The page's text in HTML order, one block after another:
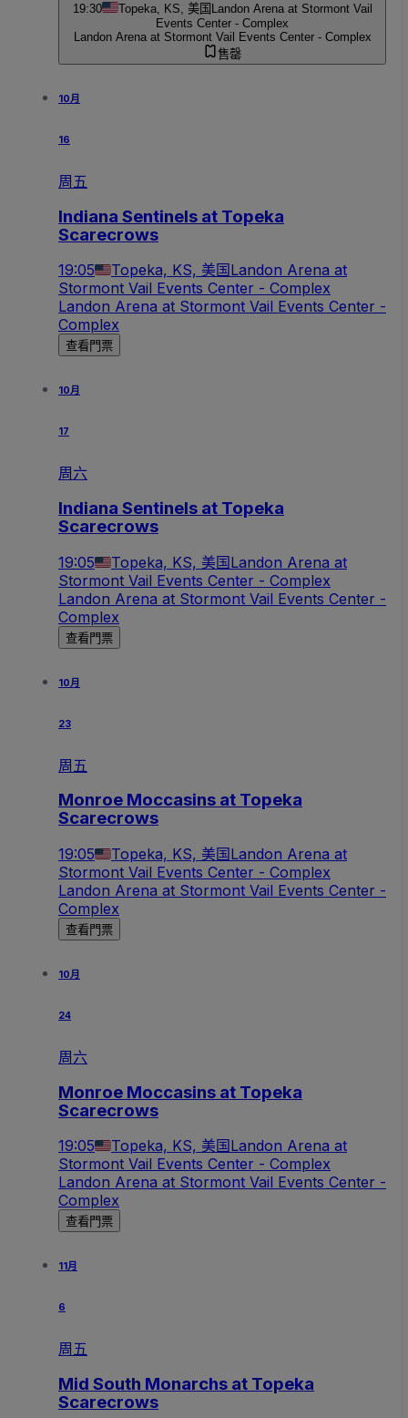
19:30 Topeka, KS, 美国 Landon Arena at Stormont Vail
Events Center - Complex
Landon Arena at Stormont Vail Events Center - Complex
售罄
10月
16
周五
Indiana Sentinels at Topeka
Scarecrows
19:05 Topeka, KS, 美国Landon Arena at
Stormont Vail Events Center - Complex
Landon Arena at Stormont Vail Events Center -
Complex
查看門票
10月
17
周六
Indiana Sentinels at Topeka
Scarecrows
19:05 Topeka, KS, 美国Landon Arena at
Stormont Vail Events Center - Complex
Landon Arena at Stormont Vail Events Center -
Complex
查看門票
10月
23
周五
Monroe Moccasins at Topeka
Scarecrows
19:05 Topeka, KS, 美国Landon Arena at
Stormont Vail Events Center - Complex
Landon Arena at Stormont Vail Events Center -
Complex
查看門票
10月
24
周六
Monroe Moccasins at Topeka
Scarecrows
19:05 Topeka, KS, 美国Landon Arena at
Stormont Vail Events Center - Complex
Landon Arena at Stormont Vail Events Center -
Complex
查看門票
11月
6
周五
Mid South Monarchs at Topeka
Scarecrows